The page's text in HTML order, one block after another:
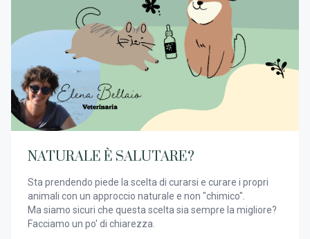
NATURALE È SALUTARE?
Sta prendendo piede la scelta di curarsi e curare i propri
animali con un approccio naturale e non "chimico".
Ma siamo sicuri che questa scelta sia sempre la migliore?
Facciamo un po' di chiarezza.